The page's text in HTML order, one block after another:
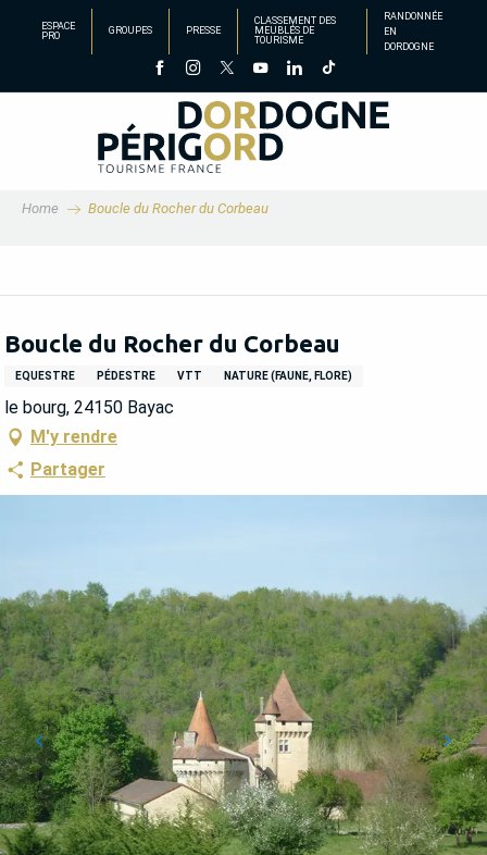
principal
ESPACE
PRO
GROUPES PRESSE
CLASSEMENT DES
MEUBLÉS DE
TOURISME
RANDONNÉE
EN
DORDOGNE
Home Boucle du Rocher du Corbeau
Boucle du Rocher du Corbeau
EQUESTRE PÉDESTRE VTT NATURE (FAUNE, FLORE)
le bourg, 24150 Bayac
M'y rendre
Partager